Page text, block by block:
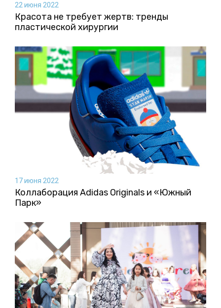
22 июня 2022
Красота не требует жертв: тренды
пластической хирургии
17 июня 2022
Коллаборация Аdidas Originals и «Южный
Парк»